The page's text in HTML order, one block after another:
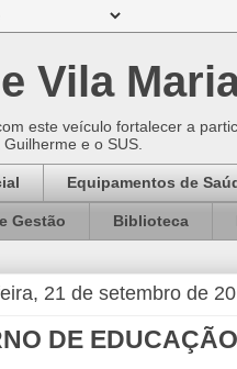
Vila
este veículo fortalecer a
e o SUS.
Equipamentos de
Gestão Biblioteca
21 de setembro de
DE